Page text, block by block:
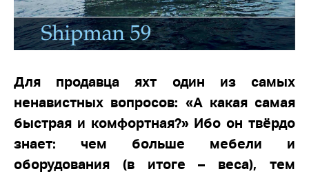
Для продавца яхт один из самых
ненавистных вопросов: «А какая самая
быстрая и комфортная?» Ибо он твёрдо
знает: чем больше мебели и
оборудования (в итоге – веса), тем